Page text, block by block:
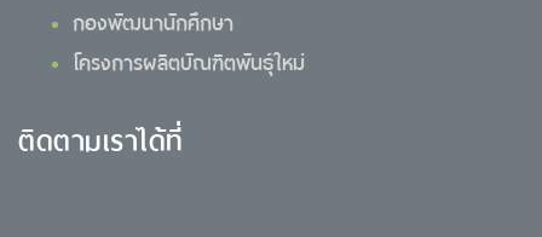
กองพัฒนานักศึกษา
โครงการผลิตบัณฑิตพันธุ์ใหม่
ติดตามเราได้ที่